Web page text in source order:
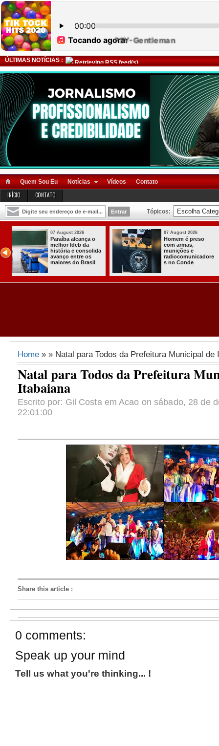
ÚLTIMAS NOTÍCIAS : Retrieving RSS feed(s)
Quem Sou Eu Notícias Vídeos Contato
INÍCIO CONTATO
Tópicos:
07 August 2026
Homem é preso
com armas,
munições e
radiocomunicadore
s no Conde
03 August 2026
Itabaiana
a primeira
Comunitária
Solidária a
Comunidade
Home » » Natal para Todos da Prefeitura Municipal de
Natal para Todos da Prefeitura
Itabaiana
Escrito por: Gil Costa em Acao on sábado, 28 de
22:01:00
Share this article :
0 comments:
Speak up your mind
Tell us what you're thinking... !